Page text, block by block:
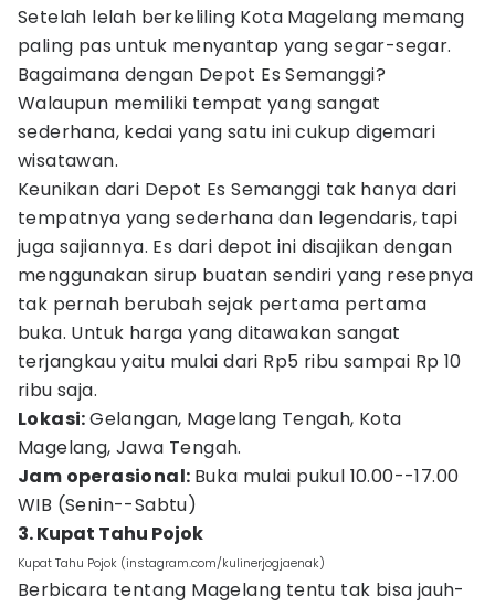
Setelah lelah berkeliling Kota Magelang memang
paling pas untuk menyantap yang segar-segar.
Bagaimana dengan Depot Es Semanggi?
Walaupun memiliki tempat yang sangat
sederhana, kedai yang satu ini cukup digemari
wisatawan.
Keunikan dari Depot Es Semanggi tak hanya dari
tempatnya yang sederhana dan legendaris, tapi
juga sajiannya. Es dari depot ini disajikan dengan
menggunakan sirup buatan sendiri yang resepnya
tak pernah berubah sejak pertama pertama
buka. Untuk harga yang ditawakan sangat
terjangkau yaitu mulai dari Rp5 ribu sampai Rp 10
ribu saja.
Lokasi:Gelangan, Magelang Tengah, Kota
Magelang, Jawa Tengah.
Jam operasional: Buka mulai pukul 10.00--17.00
WIB (Senin--Sabtu)
3. Kupat Tahu Pojok
Kupat Tahu Pojok (instagram.com/kulinerjogjaenak)
Berbicara tentang Magelang tentu tak bisa jauh-